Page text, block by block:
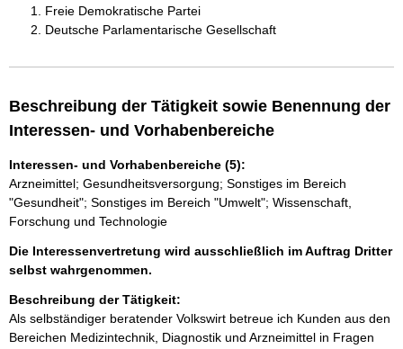
Freie Demokratische Partei
Deutsche Parlamentarische Gesellschaft
Beschreibung der Tätigkeit sowie Benennung der
Interessen- und Vorhabenbereiche
Interessen- und Vorhabenbereiche (5):
Arzneimittel; Gesundheitsversorgung; Sonstiges im Bereich
"Gesundheit"; Sonstiges im Bereich "Umwelt"; Wissenschaft,
Forschung und Technologie
Die Interessenvertretung wird ausschließlich im Auftrag Dritter
selbst wahrgenommen.
Beschreibung der Tätigkeit:
Als selbständiger beratender Volkswirt betreue ich Kunden aus den
Bereichen Medizintechnik, Diagnostik und Arzneimittel in Fragen